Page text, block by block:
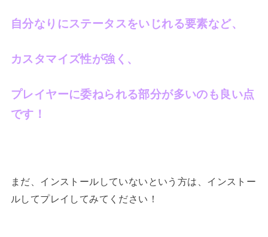
自分なりにステータスをいじれる要素など、
カスタマイズ性が強く、
プレイヤーに委ねられる部分が多いのも良い点
です！
まだ、インストールしていないという方は、インストー
ルしてプレイしてみてください！